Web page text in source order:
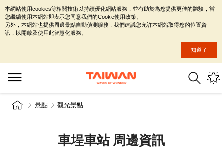
景點 觀光景點
車埕車站 周邊資訊
本網站使用cookies等相關技術以持續優化網站服務，並有助於為您提供更佳的體驗，當
您繼續使用本網站即表示您同意我們的Cookie使用政策。
另外，本網站也提供周邊景點自動偵測服務，我們建議您允許本網站取得您的位置資
訊，以開啟及使用此智慧化服務。
知道了